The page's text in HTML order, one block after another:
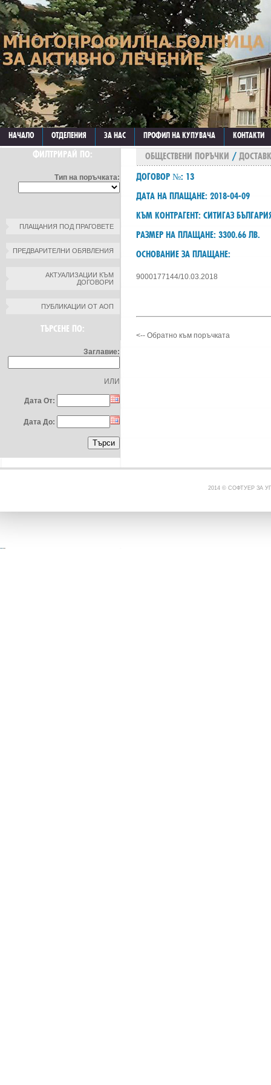
НАЧАЛО ОТДЕЛЕНИЯ ЗА НАС ПРОФИЛ НА КУПУВАЧА КОНТАКТИ
ФИЛТРИРАЙ ПО:
Тип на поръчката:
ПЛАЩАНИЯ ПОД ПРАГОВЕТЕ
ПРЕДВАРИТЕЛНИ ОБЯВЛЕНИЯ
АКТУАЛИЗАЦИИ КЪМ
ДОГОВОРИ
ПУБЛИКАЦИИ ОТ АОП
ТЪРСЕНЕ ПО:
Заглавие:
ИЛИ
Дата От:
Дата До:
ОБЩЕСТВЕНИ ПОРЪЧКИ /
ДОГОВОР №: 13
ДАТА НА ПЛАЩАНЕ: 2018-04-09
КЪМ КОНТРАГЕНТ: СИТИГАЗ
РАЗМЕР НА ПЛАЩАНЕ: 3300.66 ЛВ.
ОСНОВАНИЕ ЗА ПЛАЩАНЕ:
9000177144/10.03.2018
<-- Обратно към поръчката
2014 © СОФТУЕР ЗА